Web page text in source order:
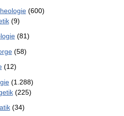
(600)
(9)
(81)
(58)
(12)
(1.288)
(225)
(34)